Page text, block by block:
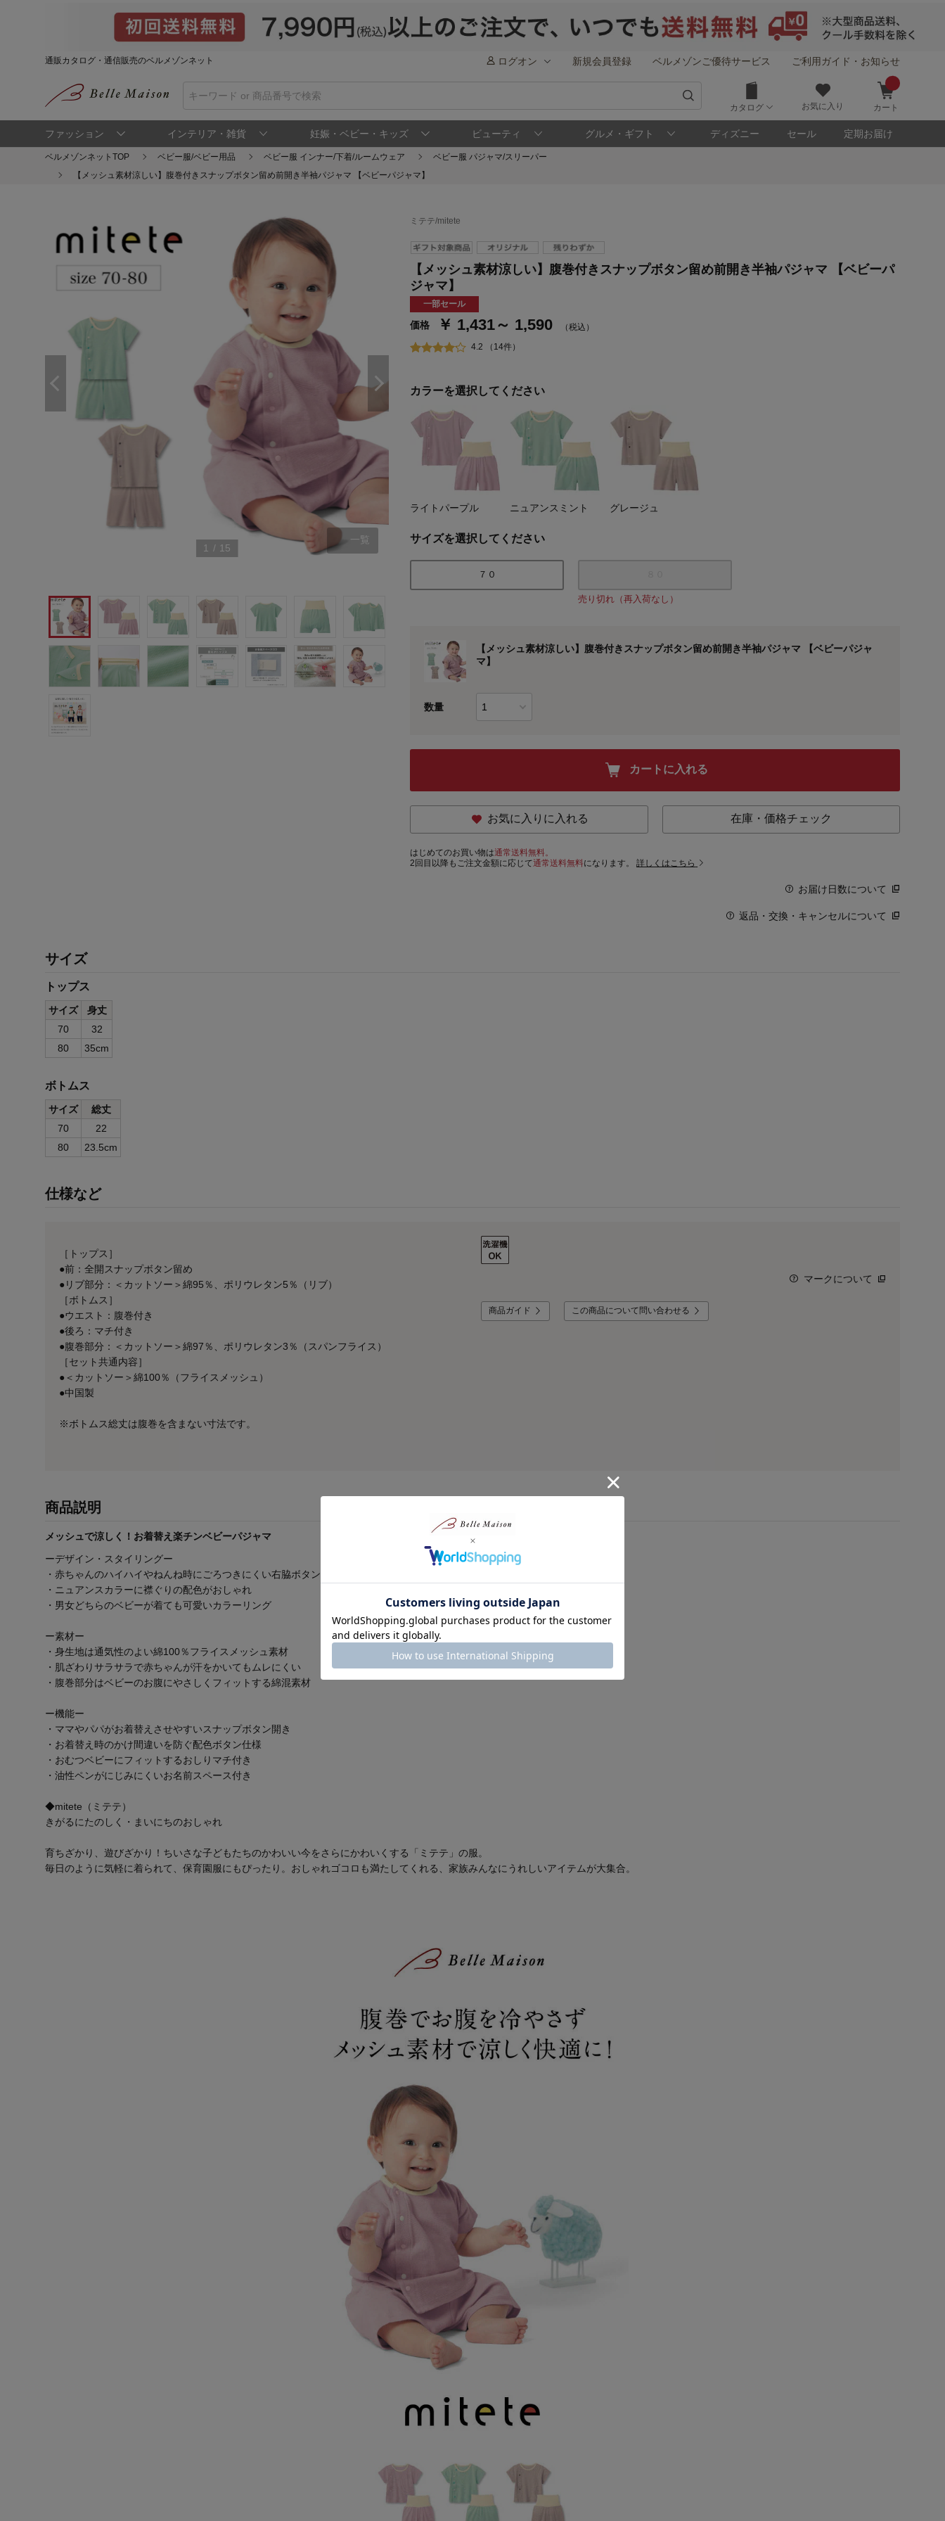
通販カタログ・通信販売のベルメゾンネット ログオン 新規会員登録 ベルメゾンご優待サービス ご利用ガイド・お知らせ
カタログ お気に入り カート
ファッション インテリア・雑貨 妊娠・ベビー・キッズ ビューティ グルメ・ギフト ディズニー セール 定期お届け
ベルメゾンネットTOP ベビー服/ベビー用品 ベビー服 インナー/下着/ルームウェア
ベビー服 パジャマ/スリーパー
【メッシュ素材涼しい】腹巻付きスナップボタン留め前開き半袖パジャマ 【ベビーパジャマ】
1 / 15
一覧
ミテテ/mitete
【メッシュ素材涼しい】腹巻付きスナップボタン留め前開き半袖パジャマ 【ベビーパ
ジャマ】
一部セール
価格 ￥ 1,431～ 1,590 （税込）
4.2 （14件）
カラーを選択してください
ライトパープル ニュアンスミント グレージュ
サイズを選択してください
７０
売り切れ（再入荷なし）
【メッシュ素材涼しい】腹巻付きスナップボタン留め前開き半袖パジャマ 【ベビーパジャ
マ】
数量
カートに入れる
お気に入りに入れる 在庫・価格チェック
はじめてのお買い物は通常送料無料。
2回目以降もご注文金額に応じて通常送料無料になります。詳しくはこちら
お届け日数について
返品・交換・キャンセルについて
サイズ
トップス
サイズ
身丈
70
32
80
35cm
ボトムス
サイズ
総丈
70
22
80
23.5cm
仕様など
［トップス］
●前：全開スナップボタン留め
●リブ部分：＜カットソー＞綿95％、ポリウレタン5％（リブ）
［ボトムス］
●ウエスト：腹巻付き
●後ろ：マチ付き
●腹巻部分：＜カットソー＞綿97％、ポリウレタン3％（スパンフライス）
［セット共通内容］
●＜カットソー＞綿100％（フライスメッシュ）
●中国製
※ボトムス総丈は腹巻を含まない寸法です。
マークについて
商品ガイド この商品について問い合わせる
商品説明
メッシュで涼しく！お着替え楽チンベビーパジャマ
ーデザイン・スタイリングー
・赤ちゃんのハイハイやねんね時にごろつきにくい右脇ボタン
・ニュアンスカラーに襟ぐりの配色がおしゃれ
・男女どちらのベビーが着ても可愛いカラーリング
ー素材ー
・身生地は通気性のよい綿100％フライスメッシュ素材
・肌ざわりサラサラで赤ちゃんが汗をかいてもムレにくい
・腹巻部分はベビーのお腹にやさしくフィットする綿混素材
ー機能ー
・ママやパパがお着替えさせやすいスナップボタン開き
・お着替え時のかけ間違いを防ぐ配色ボタン仕様
・おむつベビーにフィットするおしりマチ付き
・油性ペンがにじみにくいお名前スペース付き
◆mitete（ミテテ）
きがるにたのしく・まいにちのおしゃれ
育ちざかり、遊びざかり！ちいさな子どもたちのかわいい今をさらにかわいくする「ミテテ」の服。
毎日のように気軽に着られて、保育園服にもぴったり。おしゃれゴコロも満たしてくれる、家族みんなにうれしいアイテムが大集合。